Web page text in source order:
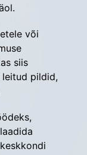
või
siis
pildid,